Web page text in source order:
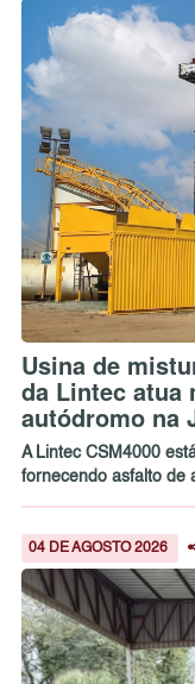
Usina de
da Lintec atua
autódromo na
A Lintec CSM4000
fornecendo asfalto de
04 DE AGOSTO 2026